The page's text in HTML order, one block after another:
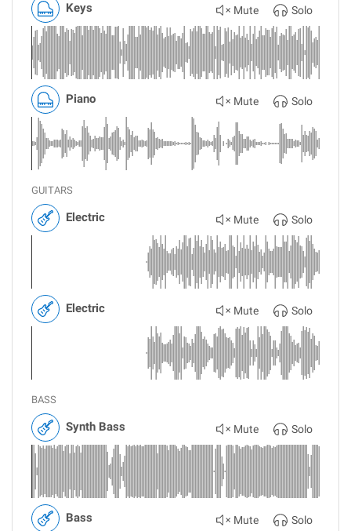
Keys Mute Solo
Piano Mute Solo
GUITARS
Electric Mute Solo
Electric Mute Solo
BASS
Synth Bass Mute Solo
Bass Mute Solo